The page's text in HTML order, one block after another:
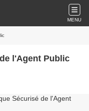
MENU
l'Agent Public